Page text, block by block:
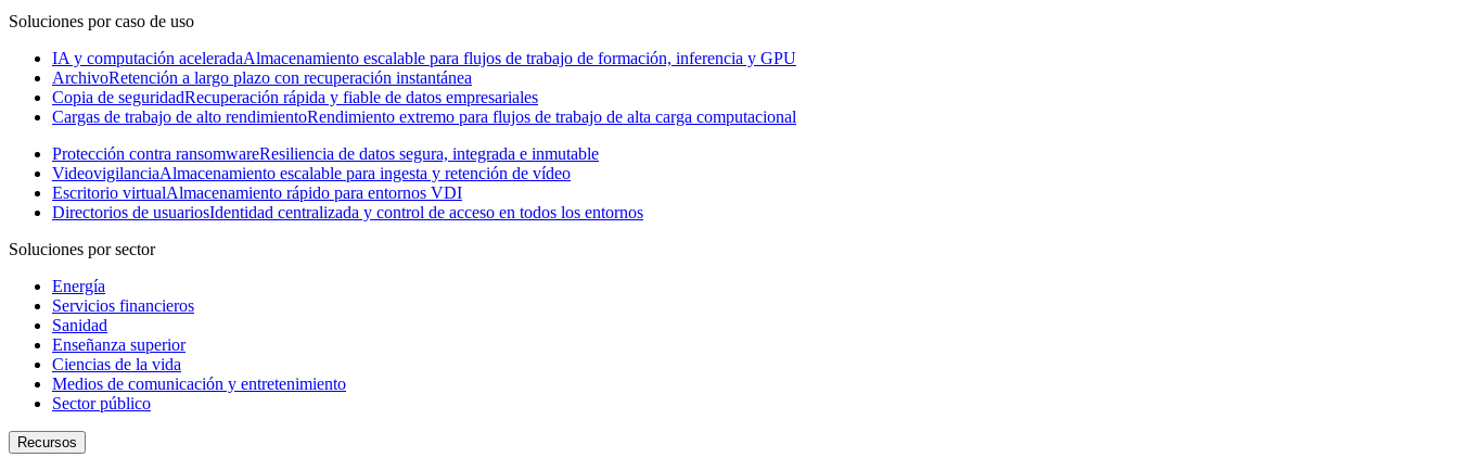
Soluciones por caso de uso
IA y computación aceleradaAlmacenamiento escalable para flujos de trabajo de formación, inferencia y GPU
ArchivoRetención a largo plazo con recuperación instantánea
Copia de seguridadRecuperación rápida y fiable de datos empresariales
Cargas de trabajo de alto rendimientoRendimiento extremo para flujos de trabajo de alta carga computacional
Protección contra ransomwareResiliencia de datos segura, integrada e inmutable
VideovigilanciaAlmacenamiento escalable para ingesta y retención de vídeo
Escritorio virtualAlmacenamiento rápido para entornos VDI
Directorios de usuariosIdentidad centralizada y control de acceso en todos los entornos
Soluciones por sector
Energía
Servicios financieros
Sanidad
Enseñanza superior
Ciencias de la vida
Medios de comunicación y entretenimiento
Sector público
Recursos